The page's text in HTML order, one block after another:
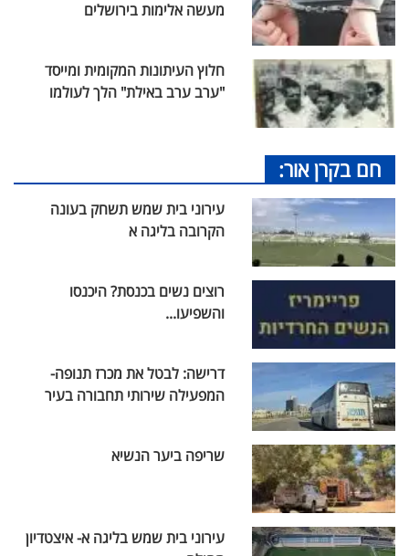
מעשה אלימות בירושלים
חלוץ העיתונות המקומית ומייסד
"ערב ערב באילת" הלך לעולמו
חם בקרן אור:
עירוני בית שמש תשחק בעונה
הקרובה בליגה א
רוצים נשים בכנסת? היכנסו
והשפיעו...
דרישה: לבטל את מכרז תנופה-
המפעילה שירותי תחבורה בעיר
שריפה ביער הנשיא
עירוני בית שמש בליגה א- איצטדיון